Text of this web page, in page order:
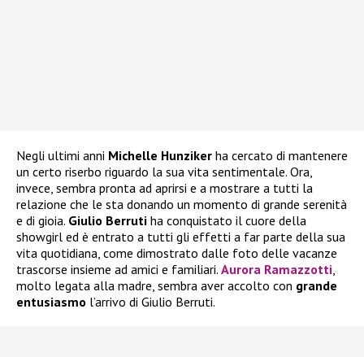
Negli ultimi anni Michelle Hunziker ha cercato di mantenere
un certo riserbo riguardo la sua vita sentimentale. Ora,
invece, sembra pronta ad aprirsi e a mostrare a tutti la
relazione che le sta donando un momento di grande serenità
e di gioia. Giulio Berruti ha conquistato il cuore della
showgirl ed è entrato a tutti gli effetti a far parte della sua
vita quotidiana, come dimostrato dalle foto delle vacanze
trascorse insieme ad amici e familiari. Aurora Ramazzotti
molto legata alla madre, sembra aver accolto con grande
entusiasmo l’arrivo di Giulio Berruti.